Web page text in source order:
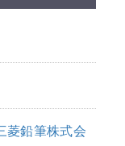
菱鉛筆株式会